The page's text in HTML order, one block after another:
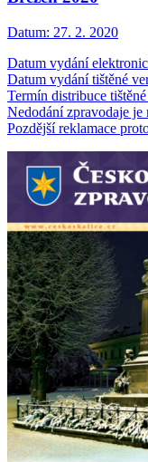
Datum: 27. 2. 2020
Datum vydání
Datum vydání tištěné
Termín distribuce
Nedodání zpravodaje je
Pozdější reklamace